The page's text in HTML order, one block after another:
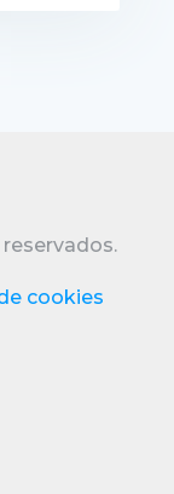
cookies